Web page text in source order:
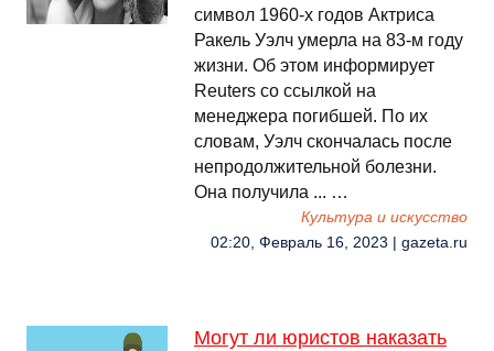
символ 1960-х годов Актриса
Ракель Уэлч умерла на 83-м году
жизни. Об этом информирует
Reuters со ссылкой на
менеджера погибшей. По их
словам, Уэлч скончалась после
непродолжительной болезни.
Она получила ... …
Культура и искусство
02:20, Февраль 16, 2023 | gazeta.ru
Могут ли юристов наказать